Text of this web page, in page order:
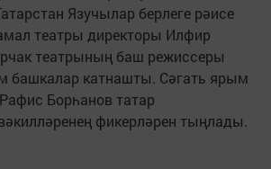
Язучылар берлеге рәисе
театры директоры Илфир
театрының баш режиссеры
башкалар катнашты. Сәгать ярым
Борһанов татар
фикерләрен тыңлады.